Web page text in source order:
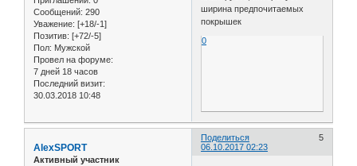
Сообщений: 290
Уважение: [+18/-1]
Позитив: [+72/-5]
Пол: Мужской
Провел на форуме:
7 дней 18 часов
Последний визит:
30.03.2018 10:48
ширина предпочитаемых
покрышек
0
Поделиться
5
06.10.2017 02:23
AlexSPORT
Активный участник